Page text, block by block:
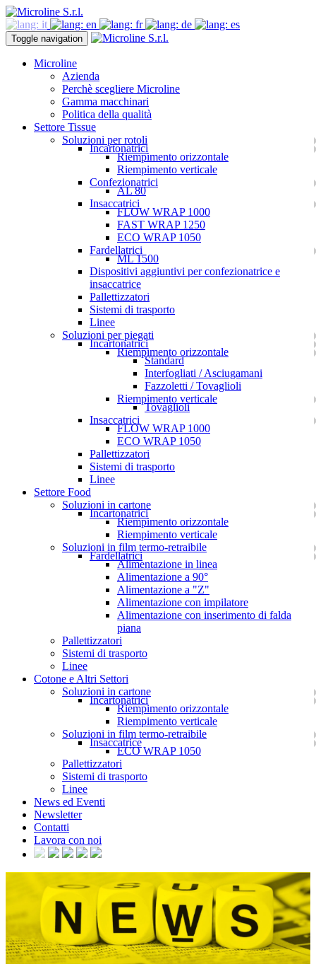
Toggle navigation
Microline
Azienda
Perchè scegliere Microline
Gamma macchinari
Politica della qualità
Settore Tissue
Soluzioni per rotoli
Incartonatrici
Riempimento orizzontale
Riempimento verticale
Confezionatrici
AL 80
Insaccatrici
FLOW WRAP 1000
FAST WRAP 1250
ECO WRAP 1050
Fardellatrici
ML 1500
Dispositivi aggiuntivi per confezionatrice e
insaccatrice
Pallettizzatori
Sistemi di trasporto
Linee
Soluzioni per piegati
Incartonatrici
Riempimento orizzontale
Standard
Interfogliati / Asciugamani
Fazzoletti / Tovaglioli
Riempimento verticale
Tovaglioli
Insaccatrici
FLOW WRAP 1000
ECO WRAP 1050
Pallettizzatori
Sistemi di trasporto
Linee
Settore Food
Soluzioni in cartone
Incartonatrici
Riempimento orizzontale
Riempimento verticale
Soluzioni in film termo-retraibile
Fardellatrici
Alimentazione in linea
Alimentazione a 90°
Alimentazione a "Z"
Alimentazione con impilatore
Alimentazione con inserimento di falda
piana
Pallettizzatori
Sistemi di trasporto
Linee
Cotone e Altri Settori
Soluzioni in cartone
Incartonatrici
Riempimento orizzontale
Riempimento verticale
Soluzioni in film termo-retraibile
Insaccatrice
ECO WRAP 1050
Pallettizzatori
Sistemi di trasporto
Linee
News ed Eventi
Newsletter
Contatti
Lavora con noi